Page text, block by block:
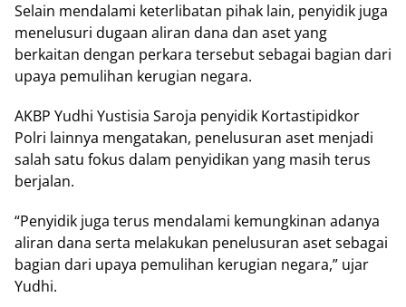
Selain mendalami keterlibatan pihak lain, penyidik juga
menelusuri dugaan aliran dana dan aset yang
berkaitan dengan perkara tersebut sebagai bagian dari
upaya pemulihan kerugian negara.
AKBP Yudhi Yustisia Saroja penyidik Kortastipidkor
Polri lainnya mengatakan, penelusuran aset menjadi
salah satu fokus dalam penyidikan yang masih terus
berjalan.
“Penyidik juga terus mendalami kemungkinan adanya
aliran dana serta melakukan penelusuran aset sebagai
bagian dari upaya pemulihan kerugian negara,” ujar
Yudhi.